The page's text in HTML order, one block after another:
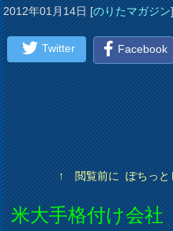
2012年01月14日[のりたマガジン
Twitter Facebook
↑ 閲覧前に ぽちっと
米大手格付け会社